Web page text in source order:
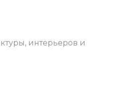
интерьеров и